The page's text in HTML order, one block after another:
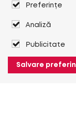
Preferințe
Analiză
Publicitate
Salvare